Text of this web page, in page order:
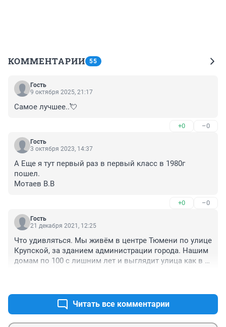
КОММЕНТАРИИ 55
Гость
9 октября 2025, 21:17
Самое лучшее..💘
+0 –0
Гость
3 октября 2023, 14:37
А Еще я тут первый раз в первый класс в 1980г
пошел.
Мотаев В.В
+0 –0
Гость
21 декабря 2021, 12:25
Что удивляться. Мы живём в центре Тюмени по улице
Крупской, за зданием администрации города. Нашим
домам по 100 с лишним лет и выглядит улица как в
Читать все комментарии